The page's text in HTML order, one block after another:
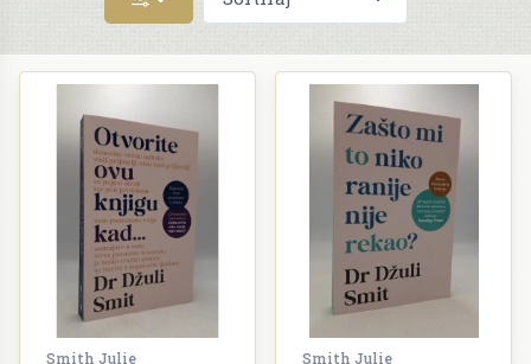
Smith Julie Smith Julie